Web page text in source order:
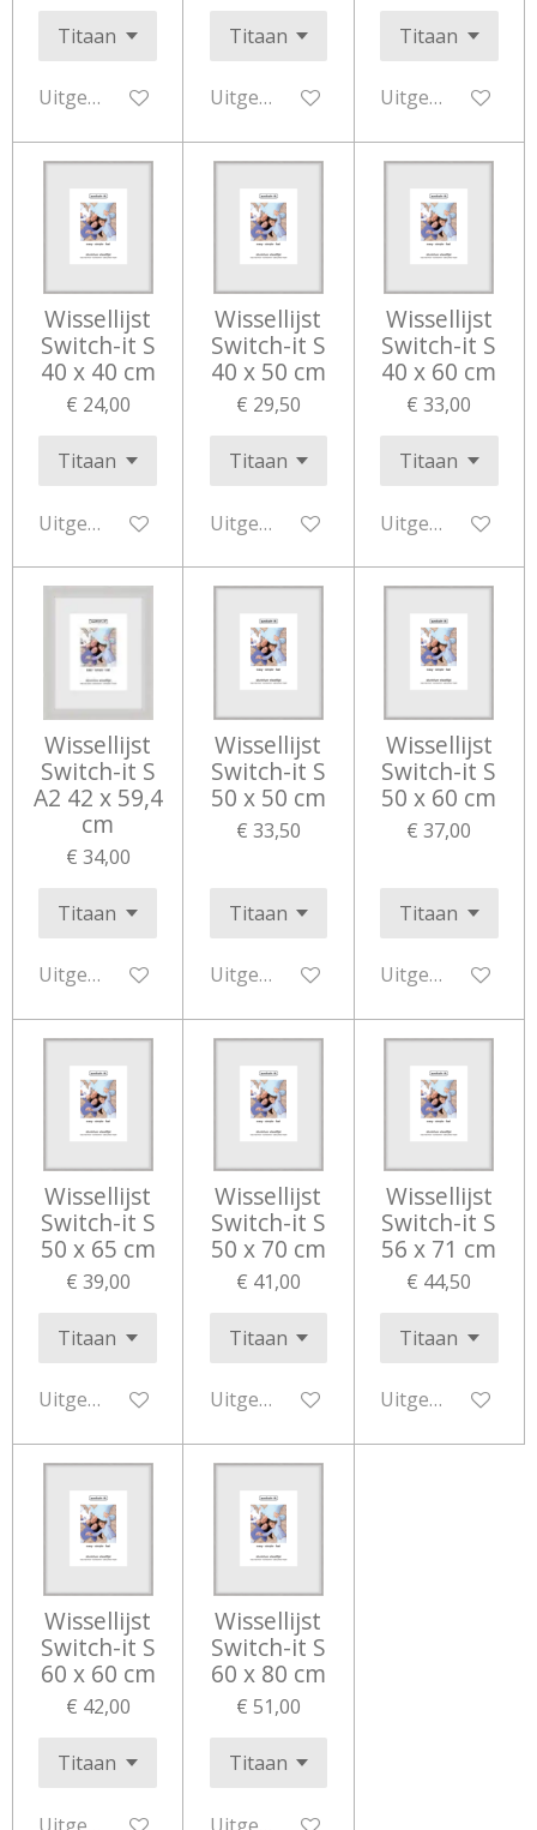
Uitgeschakeld Uitgeschakeld Uitgeschakeld
Wissellijst
Switch-it S
40 x 40 cm
€ 24,00
Uitgeschakeld
Wissellijst
Switch-it S
40 x 50 cm
€ 29,50
Uitgeschakeld
Wissellijst
Switch-it S
40 x 60 cm
€ 33,00
Uitgeschakeld
Wissellijst
Switch-it S
A2 42 x 59,4
cm
€ 34,00
Uitgeschakeld
Wissellijst
Switch-it S
50 x 50 cm
€ 33,50
Uitgeschakeld
Wissellijst
Switch-it S
50 x 60 cm
€ 37,00
Uitgeschakeld
Wissellijst
Switch-it S
50 x 65 cm
€ 39,00
Uitgeschakeld
Wissellijst
Switch-it S
50 x 70 cm
€ 41,00
Uitgeschakeld
Wissellijst
Switch-it S
56 x 71 cm
€ 44,50
Uitgeschakeld
Wissellijst
Switch-it S
60 x 60 cm
€ 42,00
Wissellijst
Switch-it S
60 x 80 cm
€ 51,00